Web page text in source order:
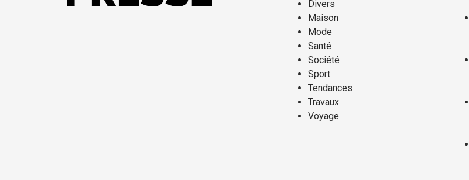
Divers
Maison
Mode
Santé
Société
Sport
Tendances
Travaux
Voyage